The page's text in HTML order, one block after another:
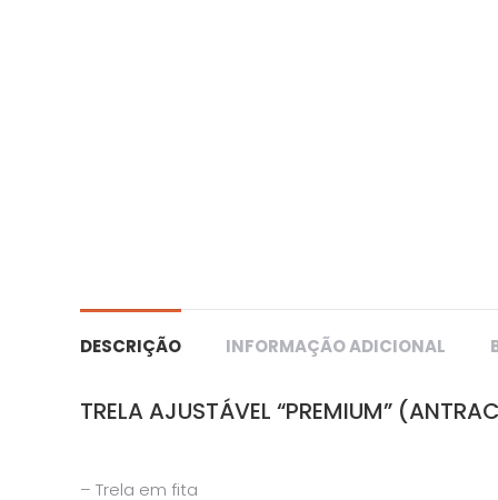
DESCRIÇÃO INFORMAÇÃO ADICIONAL
TRELA AJUSTÁVEL “PREMIUM”
– Trela em fita